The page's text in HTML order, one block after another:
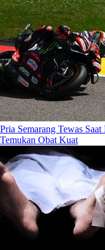
Pria Semarang Tewas
Temukan Obat Kuat